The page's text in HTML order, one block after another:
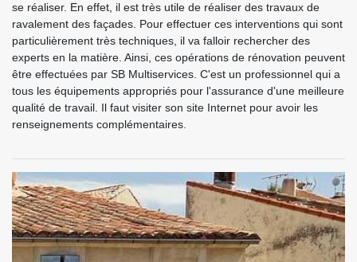
se réaliser. En effet, il est très utile de réaliser des travaux de
ravalement des façades. Pour effectuer ces interventions qui sont
particulièrement très techniques, il va falloir rechercher des
experts en la matière. Ainsi, ces opérations de rénovation peuvent
être effectuées par SB Multiservices. C'est un professionnel qui a
tous les équipements appropriés pour l'assurance d'une meilleure
qualité de travail. Il faut visiter son site Internet pour avoir les
renseignements complémentaires.